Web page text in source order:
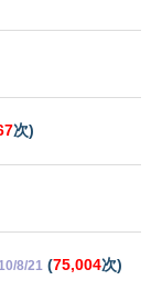
次)
8/21 (75,004次)